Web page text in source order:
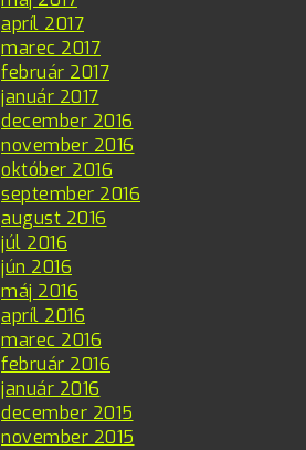
apríl 2017
marec 2017
február 2017
január 2017
december 2016
november 2016
október 2016
september 2016
august 2016
júl 2016
jún 2016
máj 2016
apríl 2016
marec 2016
február 2016
január 2016
december 2015
november 2015